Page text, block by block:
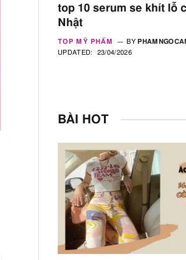
top 10 serum se khít lỗ
Nhật
TOP MỸ PHẨM BY
UPDATED:
23/04/2026
BÀI HOT